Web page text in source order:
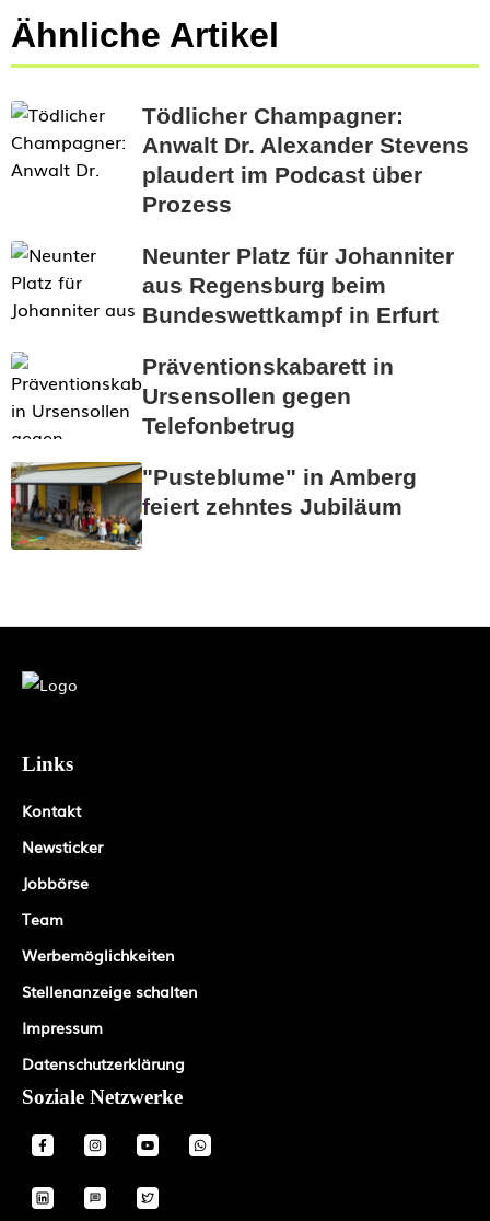
Ähnliche Artikel
Tödlicher Champagner:
Anwalt Dr. Alexander Stevens
plaudert im Podcast über
Prozess
Neunter Platz für Johanniter
aus Regensburg beim
Bundeswettkampf in Erfurt
Präventionskabarett in
Ursensollen gegen
Telefonbetrug
"Pusteblume" in Amberg
feiert zehntes Jubiläum
Links
Kontakt
Newsticker
Jobbörse
Team
Werbemöglichkeiten
Stellenanzeige schalten
Impressum
Datenschutzerklärung
Soziale Netzwerke